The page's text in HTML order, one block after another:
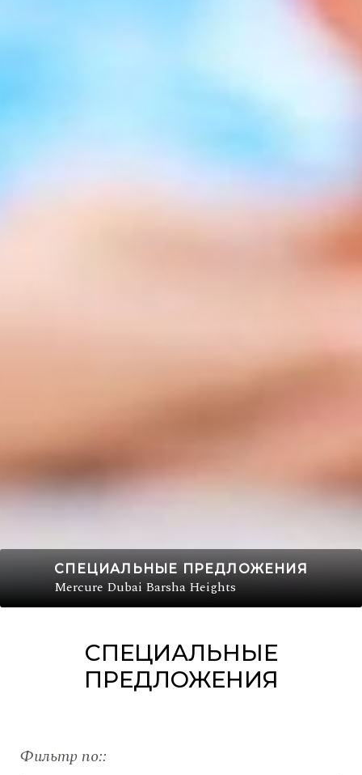
СПЕЦИАЛЬНЫЕ ПРЕДЛОЖЕНИЯ
Mercure Dubai Barsha Heights
СПЕЦИАЛЬНЫЕ
ПРЕДЛОЖЕНИЯ
Фильтр по: